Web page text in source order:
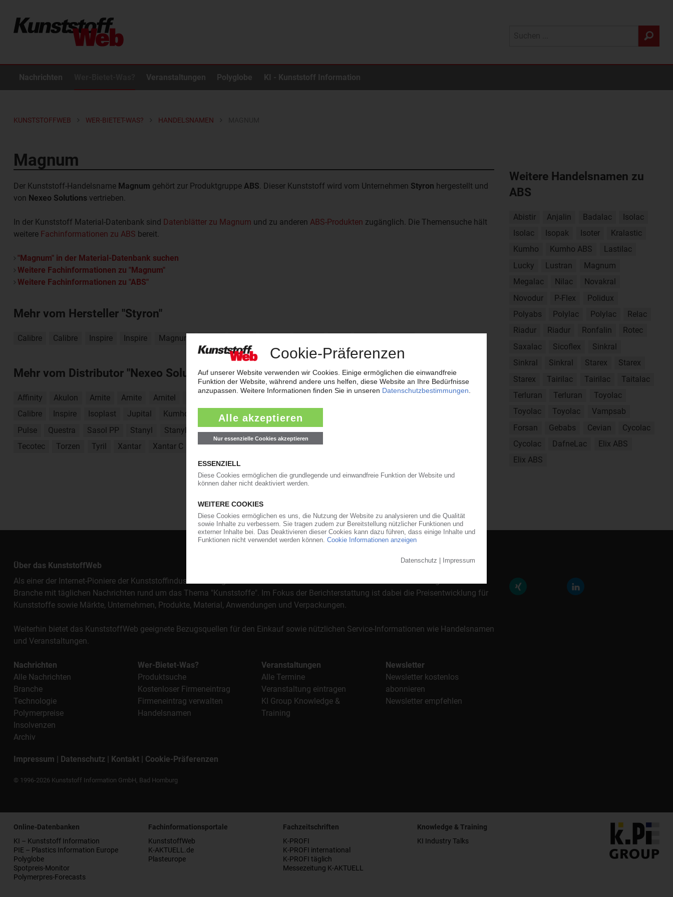
Nachrichten Veranstaltungen Polyglobe KI - Kunststoff Information
KUNSTSTOFFWEB WER-BIETET-WAS? HANDELSNAMEN
Magnum
Der Kunststoff-Handelsname Magnum gehört zur Produktgruppe ABS . Dieser Kunststoff wird vom Unternehmen Styron hergestellt und
von Nexeo Solutions vertrieben.
In der Kunststoff Material-Datenbank sind Datenblätter zu Magnum und zu anderen ABS-Produkten zugänglich. Die Themensuche hält
weitere Fachinformationen zu ABS bereit.
"Magnum" in der Material-Datenbank suchen
Weitere Fachinformationen zu "Magnum"
Weitere Fachinformationen zu "ABS"
Mehr vom Hersteller "Styron"
Calibre Calibre Inspire Inspire Magnum
Mehr vom Distributor "Nexeo Solutions"
Affinity Akulon Arnite Arnite Arnitel Borcom
Borstar
Calibre
Inspire Isoplast Jupital Kumho ABS Kumho PS Kumho SAN
Pulse
Questra Sasol PP Stanyl Stanyl ForTii Styron Technyl TechnylStar
Tecotec
Torzen Tyril Xantar Xantar C Fibremod Genius Daplen Elix ABS
Weitere Handelsnamen zu
ABS
Abistir Anjalin Badalac
Isolac
Isolac
Isopak Isoter
Kralastic
Kumho
Kumho ABS
Lastilac
Lucky
Lustran
Magnum
Megalac
Nilac
Novakral
Novodur
P-Flex
Polidux
Polyabs
Polylac Polylac
Relac
Riadur
Riadur Ronfalin
Rotec
Saxalac
Sicoflex
Sinkral
Sinkral
Sinkral Starex
Starex
Starex
Tairilac Tairilac
Taitalac
Terluran
Terluran
Toyolac
Toyolac
Toyolac
Vampsab
Forsan
Gebabs Cevian
Cycolac
Cycolac
DafneLac
Elix ABS
Elix ABS
Über das KunststoffWeb
Als einer der Internet-Pioniere der Kunststoffindustrie versorgt das KunststoffWeb bereits seit 1996 die Fach- und Führungskräfte der
Branche mit täglichen Nachrichten rund um das Thema "Kunststoffe". Im Fokus der Berichterstattung ist dabei die Preisentwicklung für
Kunststoffe sowie Märkte, Unternehmen, Produkte, Material, Anwendungen und Verpackungen.
Weiterhin bietet das KunststoffWeb geeignete Bezugsquellen für den Einkauf sowie nützlichen Service-Informationen wie Handelsnamen
und Veranstaltungen.
Nachrichten
Alle Nachrichten
Branche
Technologie
Polymerpreise
Insolvenzen
Archiv
Wer-Bietet-Was?
Produktsuche
Kostenloser Firmeneintrag
Firmeneintrag verwalten
Handelsnamen
Veranstaltungen
Alle Termine
Veranstaltung eintragen
KI Group Knowledge &
Training
Newsletter
Newsletter kostenlos
abonnieren
Newsletter empfehlen
Impressum | Datenschutz | Kontakt | Cookie-Präferenzen
© 1996-2026 Kunststoff Information GmbH, Bad Homburg
Online-Datenbanken
KI – Kunststoff Information
PIE – Plastics Information Europe
Polyglobe
Spotpreis-Monitor
Polymerpres-Forecasts
Fachinformationsportale
KunststoffWeb
K-AKTUELL.de
Plasteurope
Fachzeitschriften
K-PROFI
K-PROFI international
K-PROFI täglich
Messezeitung K-AKTUELL
Knowledge & Training
KI Industry Talks